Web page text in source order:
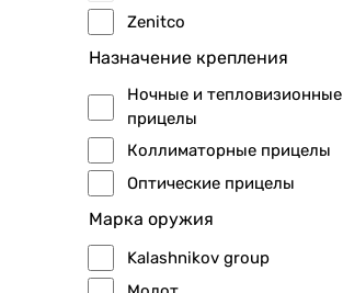
Zenitсo
Назначение крепления
Ночные и тепловизионные
прицелы
Коллиматорные прицелы
Оптические прицелы
Марка оружия
Kalashnikov group